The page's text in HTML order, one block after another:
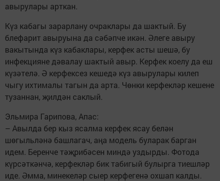
авырулары арткан.
Күз кабагы зарарлану очраклары да шактый. Бу
блефарит авыруына да сәбәпче икән. Әлеге авыру
вакытында күз кабаклары, керфек асты шешә, бу
инфекцияне дәвалау шактый авыр. Керфек коелу да еш
күзәтелә. Ә керфексез кешедә күз авырулары килеп
чыгу ихтималы тагын да арта. Чөнки керфекләр кешене
тузаннан, җилдән саклый.
Эльмира Гарипова, Апас:
– Авылда бер кыз ясалма керфек ясау белән
шөгыльләнә башлагач, аңа модель буларак барган
идем. Беренче тәҗрибәсен миндә уздырды. Фотода
күрсәткәнчә, керфекләр бик табигый булырга тиешләр
иде. Әмма, минекеләр сыер керфегенә охшап калды.